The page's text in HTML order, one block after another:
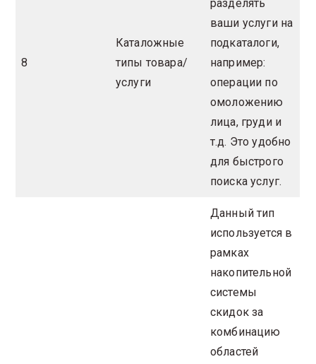
8
Каталожные
типы товара/
услуги
разделять
ваши услуги на
подкаталоги,
например:
операции по
омоложению
лица, груди и
т.д. Это удобно
для быстрого
поиска услуг.
Данный тип
используется в
рамках
накопительной
системы
скидок за
комбинацию
областей